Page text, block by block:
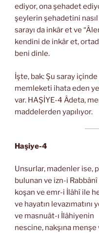
ediyor, ona şehadet
şeylerin şehadetini
sarayı da inkâr et ve
kendini de inkâr et,
beni dinle.
İşte, bak: Şu saray
memleketi ihata eden
var. HAŞİYE-4 Âdeta,
maddelerden yapılıyor.
Haşiye-4
Unsurlar, madenler ise,
bulunan ve izn-i
koşan ve emr-i İlâhî ile
ve hayatın
ve masnuât-ı İlâhiyenin
nescine, nakşına